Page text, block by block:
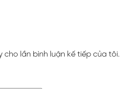
cho lần bình luận kế tiếp của tôi.